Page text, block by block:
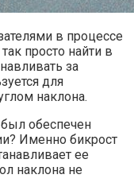
в процессе
просто найти в
за
для
наклона.
обеспечен
Именно бикрост
ее
наклона не